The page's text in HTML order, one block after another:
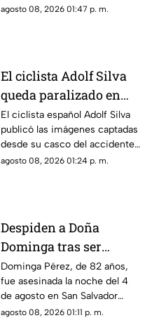
debido a una orden de
agosto 08, 2026 01:47 p. m.
El ciclista Adolf Silva
queda paralizado en
vivo; liberan video del
brutal accidente
El ciclista español Adolf Silva
publicó las imágenes captadas
desde su casco del accidente
que sufrió durante el Red Bull
agosto 08, 2026 01:24 p. m.
Despiden a Doña
Dominga tras ser
asesinada por 90 pesos
en Amozoc
Dominga Pérez, de 82 años,
fue asesinada la noche del 4
de agosto en San Salvador
Chachapa, Amozoc, Puebla,
agosto 08, 2026 01:11 p. m.